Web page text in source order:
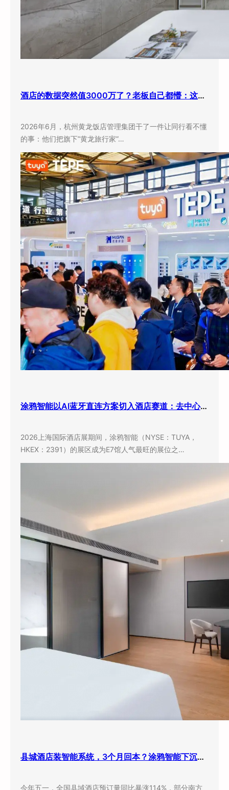
酒店的数据突然值3000万了？老板自己都懵：这玩意儿还能卖钱？
2026年6月，杭州黄龙饭店管理集团干了一件让同行看不懂
的事：他们把旗下”黄龙旅行家”…
涂鸦智能以AI蓝牙直连方案切入酒店赛道：去中心化架构破解智能化改造三大痛点
2026上海国际酒店展期间，涂鸦智能（NYSE：TUYA，
HKEX：2391）的展区成为E7馆人气最旺的展位之…
县城酒店装智能系统，3个月回本？涂鸦智能下沉市场打法曝光
今年五一，全国县域酒店预订量同比暴涨114%，部分南方